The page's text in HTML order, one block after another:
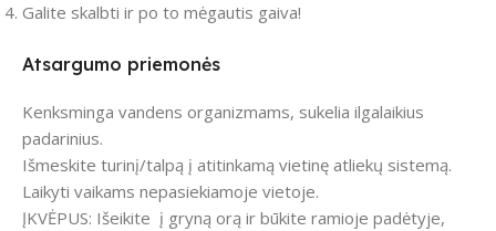
Galite skalbti ir po to mėgautis gaiva!
Atsargumo priemonės
Kenksminga vandens organizmams, sukelia ilgalaikius
padarinius.
Išmeskite turinį/talpą į atitinkamą vietinę atliekų sistemą.
Laikyti vaikams nepasiekiamoje vietoje.
ĮKVĖPUS: Išeikite į gryną orą ir būkite ramioje padėtyje,